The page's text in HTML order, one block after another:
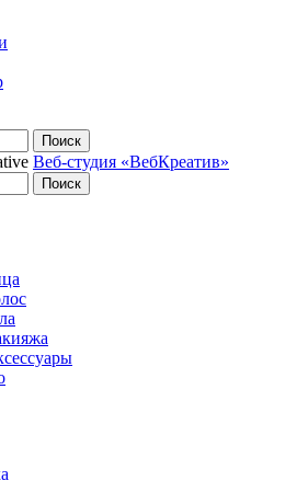
Поиск
Веб-студия «ВебКреатив»
Поиск